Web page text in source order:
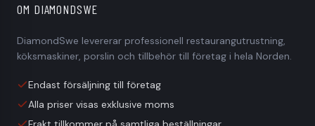
Hur lång är leveranstiden?
Har ni reservdelar till alla era maskiner?
OM DIAMONDSWE
DiamondSwe levererar professionell restaurangutrustning,
köksmaskiner, porslin och tillbehör till företag i hela Norden.
Endast försäljning till företag
Alla priser visas exklusive moms